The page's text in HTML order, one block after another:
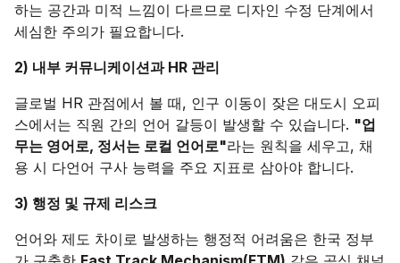
하는 공간과 미적 느낌이 다르므로 디자인 수정 단계에서
세심한 주의가 필요합니다.
2) 내부 커뮤니케이션과 HR 관리
글로벌 HR 관점에서 볼 때, 인구 이동이 잦은 대도시 오피
스에서는 직원 간의 언어 갈등이 발생할 수 있습니다. "업
무는 영어로, 정서는 로컬 언어로"라는 원칙을 세우고, 채
용 시 다언어 구사 능력을 주요 지표로 삼아야 합니다.
3) 행정 및 규제 리스크
언어와 제도 차이로 발생하는 행정적 어려움은 한국 정부